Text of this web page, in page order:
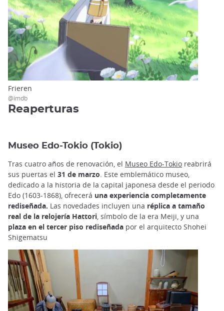
Frieren
@imdb
Reaperturas
Museo Edo-Tokio (Tokio)
Tras cuatro años de renovación, el Museo Edo-Tokio reabrirá
sus puertas el 31 de marzo . Este emblemático museo,
dedicado a la historia de la capital japonesa desde el periodo
Edo (1603-1868), ofrecerá una experiencia completamente
rediseñada. Las novedades incluyen una réplica a tamaño
real de la relojería Hattori , símbolo de la era Meiji, y una
plaza en el tercer piso rediseñada por el arquitecto Shohei
Shigematsu